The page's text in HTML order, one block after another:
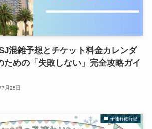
混雑予想とチケット料金カレンダ
ための「失敗しない」完全攻略ガイ
月25日
子連れ旅行記